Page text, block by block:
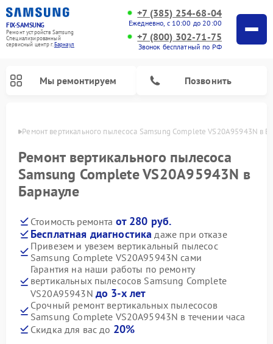
FIX-SAMSUNG
Ремонт устройств Samsung
Специализированный
cервисный центр г.Барнаул
+7 (385) 254-68-04
Ежедневно, с 10:00 до 20:00
+7 (800) 302-71-75
Звонок бесплатный по РФ
Мы ремонтируем Позвонить
Ремонт вертикального пылесоса Samsung Complete VS20A95943N в
Ремонт вертикального пылесоса
Samsung Complete VS20A95943N в
Барнауле
Стоимость ремонта от 280 руб.
Бесплатная диагностика даже при отказе
Привезем и увезем вертикальный пылесос
Samsung Complete VS20A95943N сами
Гарантия на наши работы по ремонту
вертикальных пылесосов Samsung Complete
VS20A95943N до 3-х лет
Срочный ремонт вертикальных пылесосов
Samsung Complete VS20A95943N в течении часа
Скидка для вас до 20%